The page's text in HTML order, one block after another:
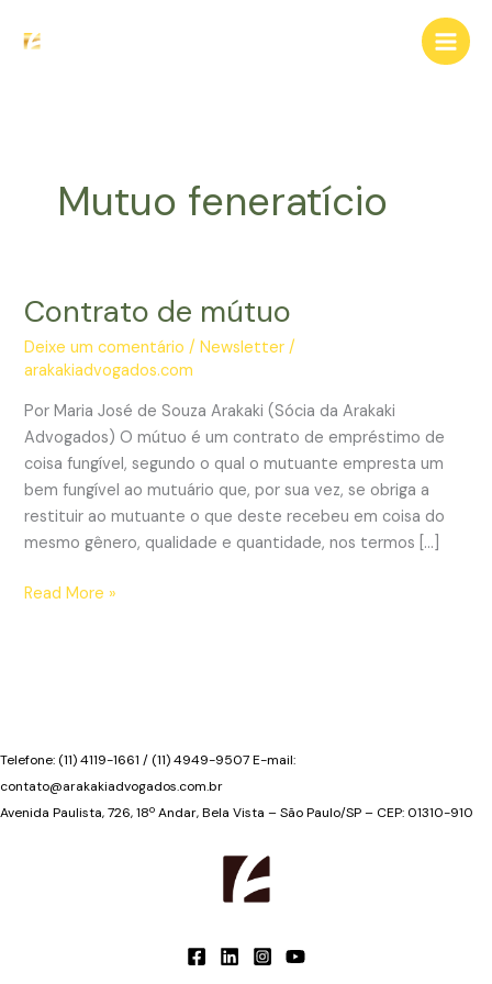
para
Mutuo feneratício
Contrato de mútuo
Deixe um comentário /Newsletter /
arakakiadvogados.com
Por Maria José de Souza Arakaki (Sócia da Arakaki
Advogados) O mútuo é um contrato de empréstimo de
coisa fungível, segundo o qual o mutuante empresta um
bem fungível ao mutuário que, por sua vez, se obriga a
restituir ao mutuante o que deste recebeu em coisa do
mesmo gênero, qualidade e quantidade, nos termos […]
Contrato
Read More »
Telefone: (11) 4119-1661 / (11) 4949-9507 E-mail:
contato@arakakiadvogados.com.br
Avenida Paulista, 726, 18º Andar, Bela Vista – São Paulo/SP – CEP: 01310-910